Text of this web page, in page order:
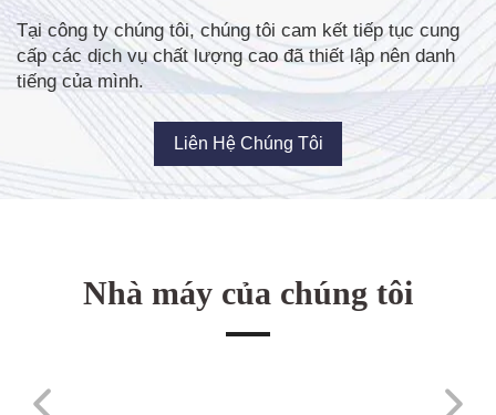
Tại công ty chúng tôi, chúng tôi cam kết tiếp tục cung
cấp các dịch vụ chất lượng cao đã thiết lập nên danh
tiếng của mình.
Liên Hệ Chúng Tôi
Nhà máy của chúng tôi